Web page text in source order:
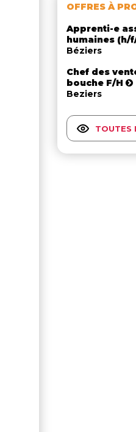
OFFRES À
Apprenti-e
humaines (h/
Béziers
Chef des
bouche F/H
Beziers
TOUTES